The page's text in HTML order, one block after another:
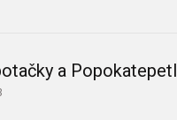
a Popokatepetl